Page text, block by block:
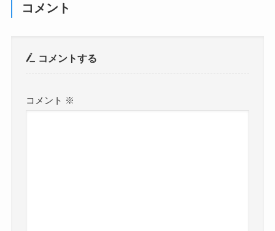
コメント
コメントする
コメント ※